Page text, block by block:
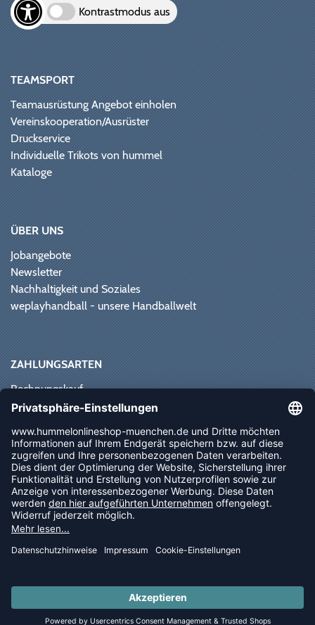
LAST PIECES: Bekleidung - Spare bis zu 65%
Kontrastmodus aus
TEAMSPORT
Teamausrüstung Angebot einholen
Vereinskooperation/Ausrüster
Druckservice
Individuelle Trikots von hummel
Kataloge
ÜBER UNS
Jobangebote
Newsletter
Nachhaltigkeit und Soziales
weplayhandball - unsere Handballwelt
ZAHLUNGSARTEN
Rechnungskauf
Paypal
Vorkasse
Sofortüberweisung
NEWSLETTER